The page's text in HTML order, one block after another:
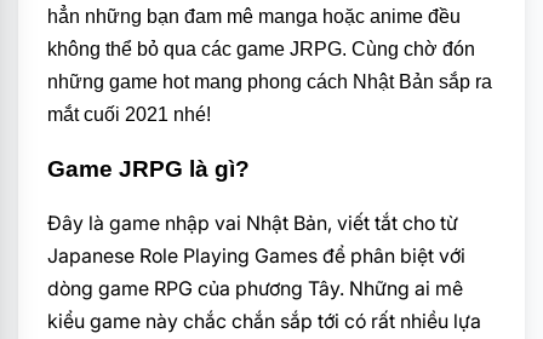
hẳn những bạn đam mê manga hoặc anime đều
không thể bỏ qua các game JRPG. Cùng chờ đón
những game hot mang phong cách Nhật Bản sắp ra
mắt cuối 2021 nhé!
Game JRPG là gì?
Đây là game nhập vai Nhật Bản, viết tắt cho từ
Japanese Role Playing Games để phân biệt với
dòng game RPG của phương Tây. Những ai mê
kiểu game này chắc chắn sắp tới có rất nhiều lựa